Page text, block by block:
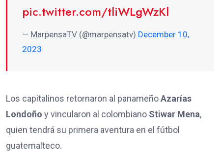
pic.twitter.com/tliWLgWzKl
— MarpensaTV (@marpensatv) December 10,
2023
Los capitalinos retornaron al panameñoAzarías
Londoño y vincularon al colombiano Stiwar Mena,
quien tendrá su primera aventura en el fútbol
guatemalteco.